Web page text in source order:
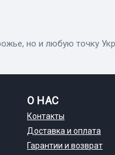
но и любую точку
О НАС
Контакты
Доставка и оплата
Гарантии и возврат